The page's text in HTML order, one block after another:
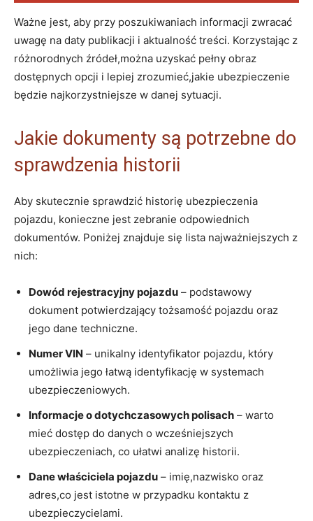
Ważne jest, aby przy poszukiwaniach informacji zwracać
uwagę na daty publikacji i aktualność treści. Korzystając z
różnorodnych źródeł,można uzyskać pełny obraz
dostępnych opcji i lepiej zrozumieć,jakie ubezpieczenie
będzie najkorzystniejsze w danej sytuacji.
Jakie dokumenty są potrzebne do
sprawdzenia historii
Aby skutecznie sprawdzić historię ubezpieczenia
pojazdu, konieczne jest zebranie odpowiednich
dokumentów. Poniżej znajduje się lista najważniejszych z
nich:
Dowód rejestracyjny pojazdu – podstawowy
dokument potwierdzający tożsamość pojazdu oraz
jego dane techniczne.
Numer VIN – unikalny identyfikator pojazdu, który
umożliwia jego łatwą identyfikację w systemach
ubezpieczeniowych.
Informacje o dotychczasowych polisach – warto
mieć dostęp do danych o wcześniejszych
ubezpieczeniach, co ułatwi analizę historii.
Dane właściciela pojazdu – imię,nazwisko oraz
adres,co jest istotne w przypadku kontaktu z
ubezpieczycielami.